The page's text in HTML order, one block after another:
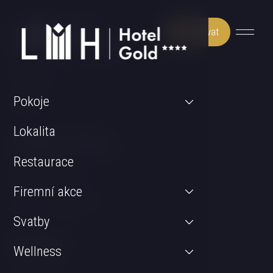
Rezervovat
Pokoje
Lokalita
Restaurace
Firemní akce
Svatby
Wellness
Může Vás zajímat
Pokoje
Obchodní podmínky
Kontakt